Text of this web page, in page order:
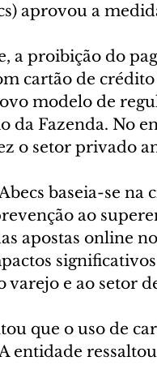
aprovou a
a proibição do
cartão de
modelo de
da Fazenda. No
o setor privado
baseia-se
ao
apostas online
varejo e ao setor
que o uso de
entidade